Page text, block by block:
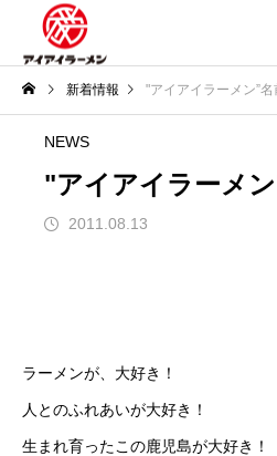
新着情報 "アイアイラーメン”
NEWS
"アイアイラーメ
2011.08.13
ラーメンが、大好き！
人とのふれあいが大好き！
生まれ育ったこの鹿児島が大好き！